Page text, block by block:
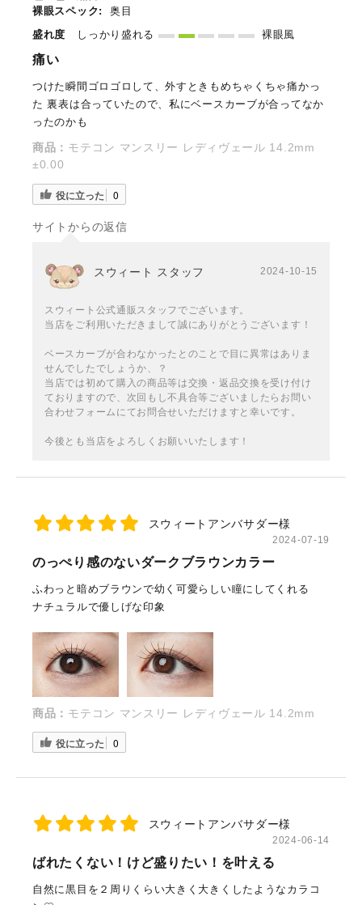
裸眼スペック:
奥目
盛れ度
しっかり盛れる 裸眼風
痛い
つけた瞬間ゴロゴロして、外すときもめちゃくちゃ痛かっ
た 裏表は合っていたので、私にベースカーブが合ってなか
ったのかも
商品： モテコン マンスリー レディヴェール 14.2mm
±0.00
役に立った 0
サイトからの返信
スウィート スタッフ 2024-10-15
スウィート公式通販スタッフでございます。
当店をご利用いただきまして誠にありがとうございます！
ベースカーブが合わなかったとのことで目に異常はありま
せんでしたでしょうか、？
当店では初めて購入の商品等は交換・返品交換を受け付け
ておりますので、次回もし不具合等ございましたらお問い
合わせフォームにてお問合せいただけますと幸いです。
今後とも当店をよろしくお願いいたします！
スウィートアンバサダー様
2024-07-19
のっぺり感のないダークブラウンカラー
ふわっと暗めブラウンで幼く可愛らしい瞳にしてくれる
ナチュラルで優しげな印象
商品： モテコン マンスリー レディヴェール 14.2mm
役に立った 0
スウィートアンバサダー様
2024-06-14
ばれたくない！けど盛りたい！を叶える
自然に黒目を２周りくらい大きく大きくしたようなカラコ